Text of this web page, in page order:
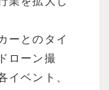
ーとのタイ
ローン撮
イベント、